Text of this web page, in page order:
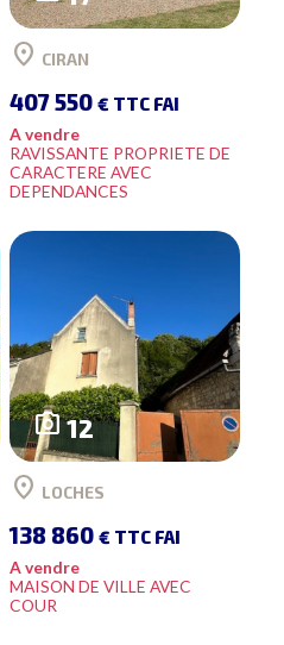
location_on CIRAN
407 550€ TTC FAI
A vendre
RAVISSANTE PROPRIETE DE
CARACTERE AVEC
DEPENDANCES
photo_camera12
location_on LOCHES
138 860€ TTC FAI
A vendre
MAISON DE VILLE AVEC
COUR